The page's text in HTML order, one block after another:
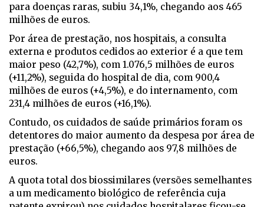
para doenças raras, subiu 34,1%, chegando aos 465
milhões de euros.
Por área de prestação, nos hospitais, a consulta
externa e produtos cedidos ao exterior é a que tem
maior peso (42,7%), com 1.076,5 milhões de euros
(+11,2%), seguida do hospital de dia, com 900,4
milhões de euros (+4,5%), e do internamento, com
231,4 milhões de euros (+16,1%).
Contudo, os cuidados de saúde primários foram os
detentores do maior aumento da despesa por área de
prestação (+66,5%), chegando aos 97,8 milhões de
euros.
A quota total dos biossimilares (versões semelhantes
a um medicamento biológico de referência cuja